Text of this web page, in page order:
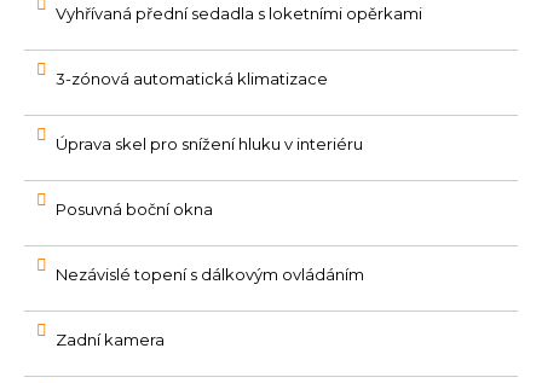
Vyhřívaná přední sedadla s loketními opěrkami
3-zónová automatická klimatizace
Úprava skel pro snížení hluku v interiéru
Posuvná boční okna
Nezávislé topení s dálkovým ovládáním
Zadní kamera